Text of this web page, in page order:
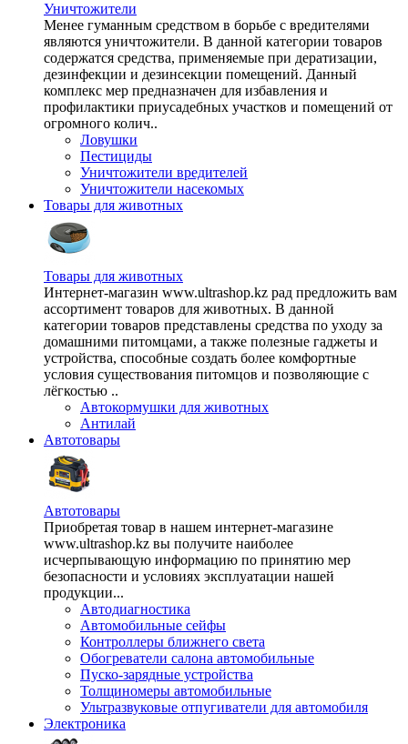
Уничтожители
Менее гуманным средством в борьбе с вредителями
являются уничтожители. В данной категории товаров
содержатся средства, применяемые при дератизации,
дезинфекции и дезинсекции помещений. Данный
комплекс мер предназначен для избавления и
профилактики приусадебных участков и помещений от
огромного колич..
Ловушки
Пестициды
Уничтожители вредителей
Уничтожители насекомых
Товары для животных
Товары для животных
Интернет-магазин www.ultrashop.kz рад предложить вам
ассортимент товаров для животных. В данной
категории товаров представлены средства по уходу за
домашними питомцами, а также полезные гаджеты и
устройства, способные создать более комфортные
условия существования питомцов и позволяющие с
лёгкостью ..
Автокормушки для животных
Антилай
Автотовары
Автотовары
Приобретая товар в нашем интернет-магазине
www.ultrashop.kz вы получите наиболее
исчерпывающую информацию по принятию мер
безопасности и условиях эксплуатации нашей
продукции...
Автодиагностика
Автомобильные сейфы
Контроллеры ближнего света
Обогреватели салона автомобильные
Пуско-зарядные устройства
Толщиномеры автомобильные
Ультразвуковые отпугиватели для автомобиля
Электроника